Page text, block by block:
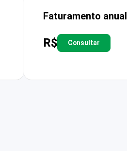
Faturamento anual
R$ Consultar